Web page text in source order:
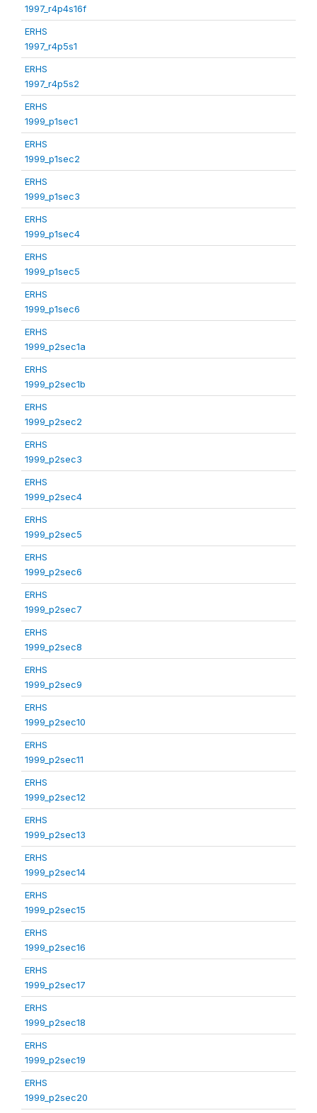
1997_r4p4s16f
ERHS
1997_r4p5s1
ERHS
1997_r4p5s2
ERHS
1999_p1sec1
ERHS
1999_p1sec2
ERHS
1999_p1sec3
ERHS
1999_p1sec4
ERHS
1999_p1sec5
ERHS
1999_p1sec6
ERHS
1999_p2sec1a
ERHS
1999_p2sec1b
ERHS
1999_p2sec2
ERHS
1999_p2sec3
ERHS
1999_p2sec4
ERHS
1999_p2sec5
ERHS
1999_p2sec6
ERHS
1999_p2sec7
ERHS
1999_p2sec8
ERHS
1999_p2sec9
ERHS
1999_p2sec10
ERHS
1999_p2sec11
ERHS
1999_p2sec12
ERHS
1999_p2sec13
ERHS
1999_p2sec14
ERHS
1999_p2sec15
ERHS
1999_p2sec16
ERHS
1999_p2sec17
ERHS
1999_p2sec18
ERHS
1999_p2sec19
ERHS
1999_p2sec20